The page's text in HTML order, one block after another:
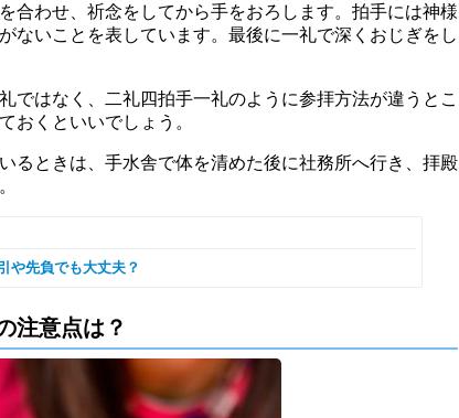
合わせ、祈念をしてから手をおろします。拍手には神様
ないことを表しています。最後に一礼で深くおじぎをし
ではなく、二礼四拍手一礼のように参拝方法が違うとこ
おくといいでしょう。
るときは、手水舎で体を清めた後に社務所へ行き、拝殿
や先負でも大丈夫？
注意点は？